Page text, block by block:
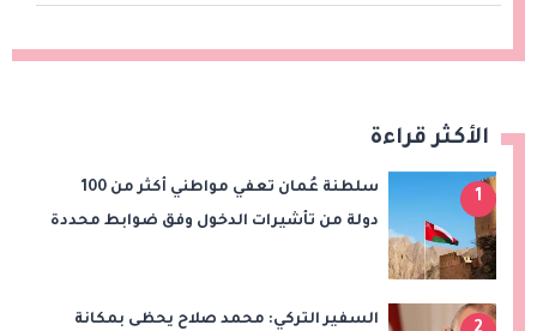
الأكثر قراءة
1
سلطنة عُمان تعفي مواطني أكثر من 100
دولة من تأشيرات الدخول وفق ضوابط محددة
السفير التركي: محمد صلاح يحظى بمكانة